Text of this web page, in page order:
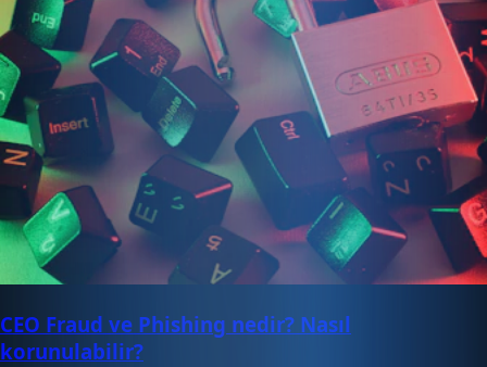
CEO Fraud ve Phishing nedir? Nasıl
korunulabilir?